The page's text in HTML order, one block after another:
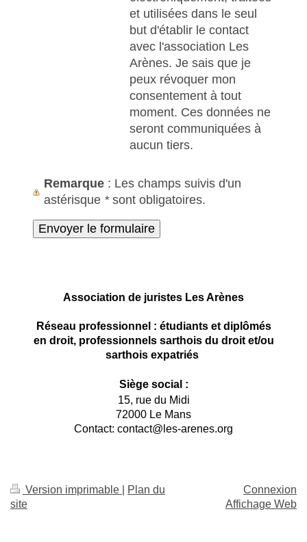
et utilisées dans le seul
but d'établir le contact
avec l'association Les
Arènes. Je sais que je
peux révoquer mon
consentement à tout
moment. Ces données ne
seront communiquées à
aucun tiers.
Remarque : Les champs suivis d'un
astérisque *sont obligatoires.
Association de juristes Les Arènes
Réseau professionnel : étudiants et diplômés
en droit, professionnels sarthois du droit et/ou
sarthois expatriés
Siège social :
15, rue du Midi
72000 Le Mans
Contact: contact@les-arenes.org
Version imprimable
Plan du
site
Connexion
Affichage Web